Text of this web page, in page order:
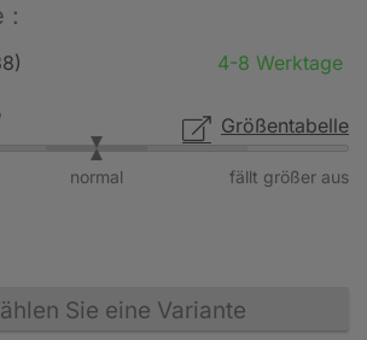
:
4-8 Werktage
Größentabelle
fällt größer aus
normal
Sie eine Variante